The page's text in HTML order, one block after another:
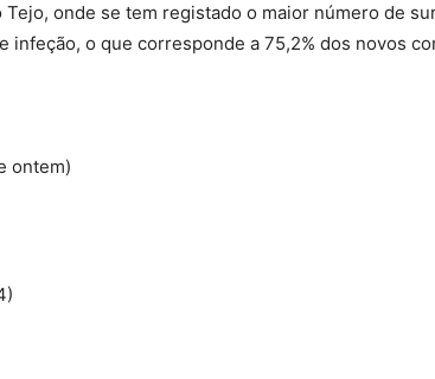
Tejo, onde se tem registado o maior número de
infeção, o que corresponde a 75,2% dos novos
ontem)